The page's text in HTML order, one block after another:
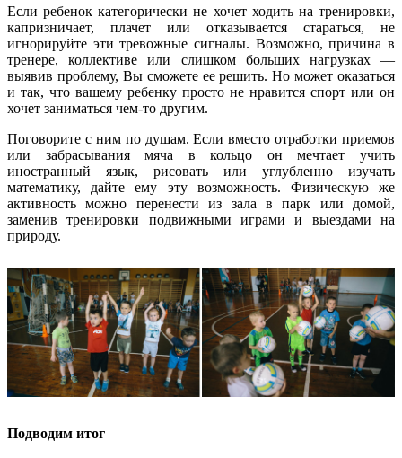
Если ребенок категорически не хочет ходить на тренировки,
капризничает, плачет или отказывается стараться, не
игнорируйте эти тревожные сигналы. Возможно, причина в
тренере, коллективе или слишком больших нагрузках —
выявив проблему, Вы сможете ее решить. Но может оказаться
и так, что вашему ребенку просто не нравится спорт или он
хочет заниматься чем-то другим.
Поговорите с ним по душам. Если вместо отработки приемов
или забрасывания мяча в кольцо он мечтает учить
иностранный язык, рисовать или углубленно изучать
математику, дайте ему эту возможность. Физическую же
активность можно перенести из зала в парк или домой,
заменив тренировки подвижными играми и выездами на
природу.
Подводим итог